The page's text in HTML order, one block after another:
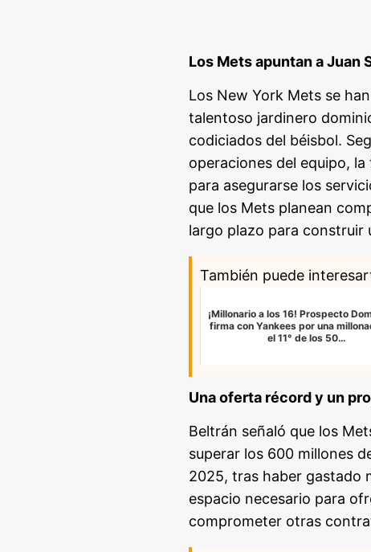
Los Mets apuntan a Juan
Los New York Mets se
talentoso jardinero
codiciados del béisbol.
operaciones del equipo,
para asegurarse los
que los Mets planean
largo plazo para construir
También puede
¡Millonario a los 16! Prospecto
firma con Yankees por una
el 11° de los 50…
Una oferta récord y un
Beltrán señaló que los
superar los 600 millones
2025, tras haber gastado
espacio necesario para
comprometer otras